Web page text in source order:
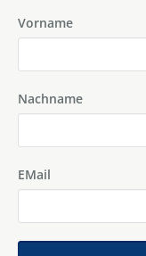
Vorname
Nachname
EMail